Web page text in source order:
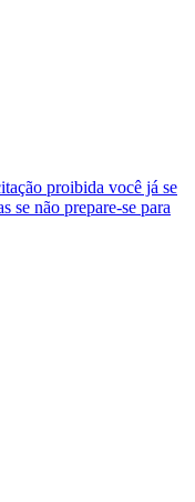
proibida você já se
se não prepare-se para